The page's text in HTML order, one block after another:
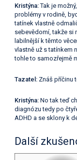
Kristýna:Tak je
problémy v rodině,
tatínek vlastně
sebevědomí, takže si
labilnější k těmto
vlastně už s tatínkem
tohle to samozřejmě
Tazatel: Znáš příčinu
Kristýna: No tak teď
diagnózu tedy po
ADHD a se sklony k
Další